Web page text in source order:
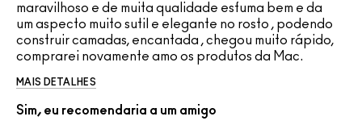
maravilhoso e de muita qualidade esfuma bem e da
um aspecto muito sutil e elegante no rosto , podendo
construir camadas, encantada , chegou muito rápido,
comprarei novamente amo os produtos da Mac.
MAIS DETALHES
Sim, eu recomendaria a um amigo